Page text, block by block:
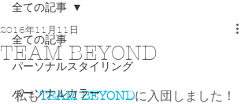
全ての記事
パーソナルスタイリング
パーソナルカラー
全ての記事
TEAM BEYOND
2016年11月11日
私もTEAM BEYONDに入団しました！